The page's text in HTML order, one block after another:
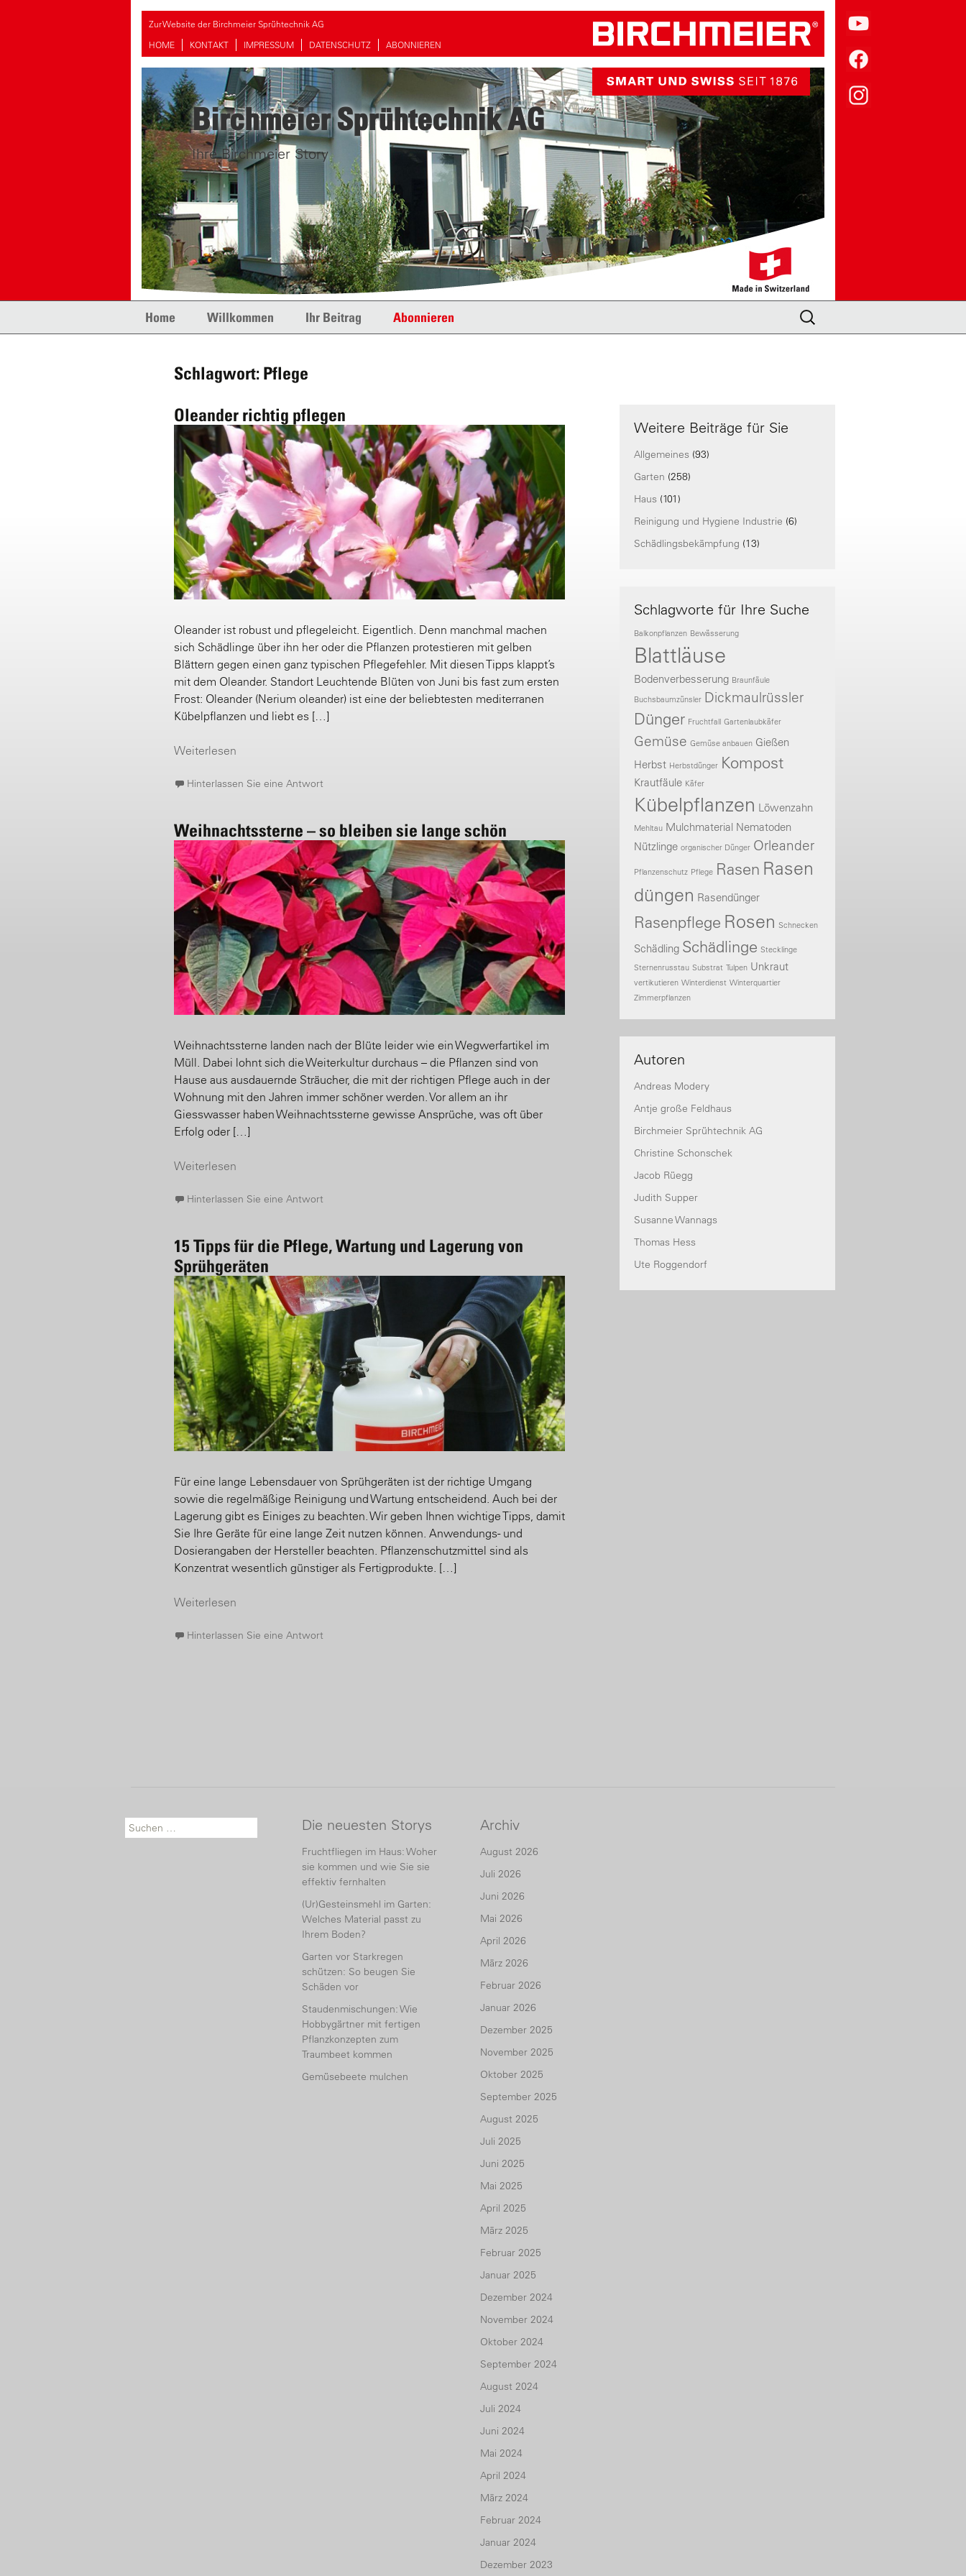
Birchmeier Sprühtechnik AG
Ihre Birchmeier Story
HOME KONTAKT IMPRESSUM DATENSCHUTZ ABONNIEREN
Zur Website der Birchmeier Sprühtechnik AG
Skip to content
Home Willkommen Ihr Beitrag Abonnieren
Suche
nach:
Schlagwort: Pflege
Oleander richtig pflegen
Oleander ist robust und pflegeleicht. Eigentlich. Denn manchmal machen
sich Schädlinge über ihn her oder die Pflanzen protestieren mit gelben
Blättern gegen einen ganz typischen Pflegefehler. Mit diesen Tipps klappt’s
mit dem Oleander. Standort Leuchtende Blüten von Juni bis fast zum ersten
Frost: Oleander (Nerium oleander) ist eine der beliebtesten mediterranen
Kübelpflanzen und liebt es […]
Weiterlesen
Hinterlassen Sie eine Antwort
Weihnachtssterne – so bleiben sie lange schön
Weihnachtssterne landen nach der Blüte leider wie ein Wegwerfartikel im
Müll. Dabei lohnt sich die Weiterkultur durchaus – die Pflanzen sind von
Hause aus ausdauernde Sträucher, die mit der richtigen Pflege auch in der
Wohnung mit den Jahren immer schöner werden. Vor allem an ihr
Giesswasser haben Weihnachtssterne gewisse Ansprüche, was oft über
Erfolg oder […]
Weiterlesen
Hinterlassen Sie eine Antwort
15 Tipps für die Pflege, Wartung und Lagerung von
Sprühgeräten
Für eine lange Lebensdauer von Sprühgeräten ist der richtige Umgang
sowie die regelmäßige Reinigung und Wartung entscheidend. Auch bei der
Lagerung gibt es Einiges zu beachten. Wir geben Ihnen wichtige Tipps, damit
Sie Ihre Geräte für eine lange Zeit nutzen können. Anwendungs- und
Dosierangaben der Hersteller beachten. Pflanzenschutzmittel sind als
Konzentrat wesentlich günstiger als Fertigprodukte. […]
Weiterlesen
Hinterlassen Sie eine Antwort
Weitere Beiträge für Sie
Allgemeines (93)
Garten (258)
Haus (101)
Reinigung und Hygiene Industrie (6)
Schädlingsbekämpfung (13)
Schlagworte für Ihre Suche
Balkonpflanzen Bewässerung
Blattläuse
Bodenverbesserung Braunfäule
Buchsbaumzünsler Dickmaulrüssler
Dünger Fruchtfall Gartenlaubkäfer
Gemüse Gemüse anbauen Gießen
Herbst Herbstdünger Kompost
Krautfäule Käfer
Kübelpflanzen Löwenzahn
Mehltau Mulchmaterial Nematoden
Nützlinge organischer Dünger Orleander
Pflanzenschutz Pflege Rasen Rasen
düngen Rasendünger
Rasenpflege Rosen Schnecken
Schädling Schädlinge Stecklinge
Sternenrusstau Substrat Tulpen Unkraut
vertikutieren Winterdienst Winterquartier
Zimmerpflanzen
Autoren
Andreas Modery
Antje große Feldhaus
Birchmeier Sprühtechnik AG
Christine Schonschek
Jacob Rüegg
Judith Supper
Susanne Wannags
Thomas Hess
Ute Roggendorf
Suche nach: Die neuesten Storys
Fruchtfliegen im Haus: Woher
sie kommen und wie Sie sie
effektiv fernhalten
(Ur)Gesteinsmehl im Garten:
Welches Material passt zu
Ihrem Boden?
Garten vor Starkregen
schützen: So beugen Sie
Schäden vor
Staudenmischungen: Wie
Hobbygärtner mit fertigen
Pflanzkonzepten zum
Traumbeet kommen
Gemüsebeete mulchen
Archiv
August 2026
Juli 2026
Juni 2026
Mai 2026
April 2026
März 2026
Februar 2026
Januar 2026
Dezember 2025
November 2025
Oktober 2025
September 2025
August 2025
Juli 2025
Juni 2025
Mai 2025
April 2025
März 2025
Februar 2025
Januar 2025
Dezember 2024
November 2024
Oktober 2024
September 2024
August 2024
Juli 2024
Juni 2024
Mai 2024
April 2024
März 2024
Februar 2024
Januar 2024
Dezember 2023